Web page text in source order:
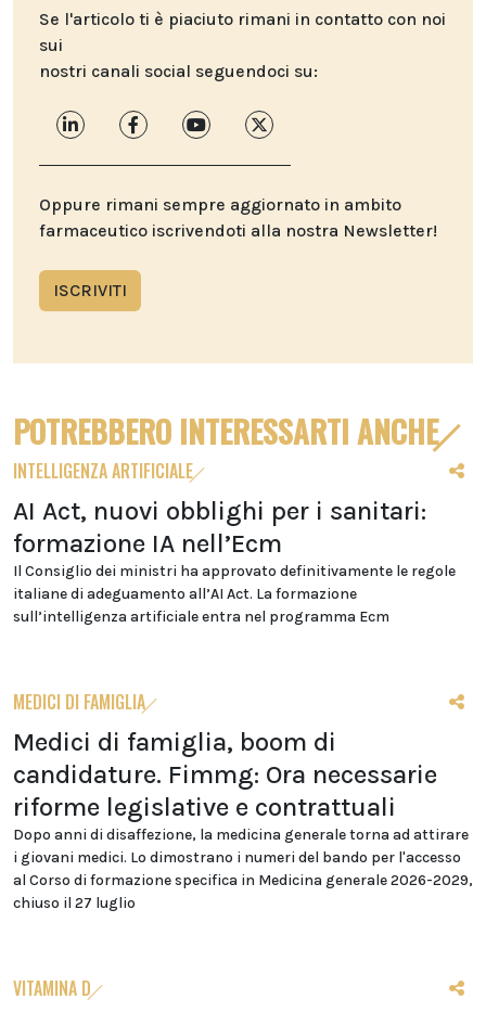
Se l'articolo ti è piaciuto rimani in contatto con noi
sui
nostri canali social seguendoci su:
Oppure rimani sempre aggiornato in ambito
farmaceutico iscrivendoti alla nostra Newsletter!
ISCRIVITI
POTREBBERO INTERESSARTI ANCHE
INTELLIGENZA ARTIFICIALE
AI Act, nuovi obblighi per i sanitari:
formazione IA nell’Ecm
Il Consiglio dei ministri ha approvato definitivamente le regole
italiane di adeguamento all’AI Act. La formazione
sull’intelligenza artificiale entra nel programma Ecm
MEDICI DI FAMIGLIA
Medici di famiglia, boom di
candidature. Fimmg: Ora necessarie
riforme legislative e contrattuali
Dopo anni di disaffezione, la medicina generale torna ad attirare
i giovani medici. Lo dimostrano i numeri del bando per l'accesso
al Corso di formazione specifica in Medicina generale 2026-2029,
chiuso il 27 luglio
VITAMINA D